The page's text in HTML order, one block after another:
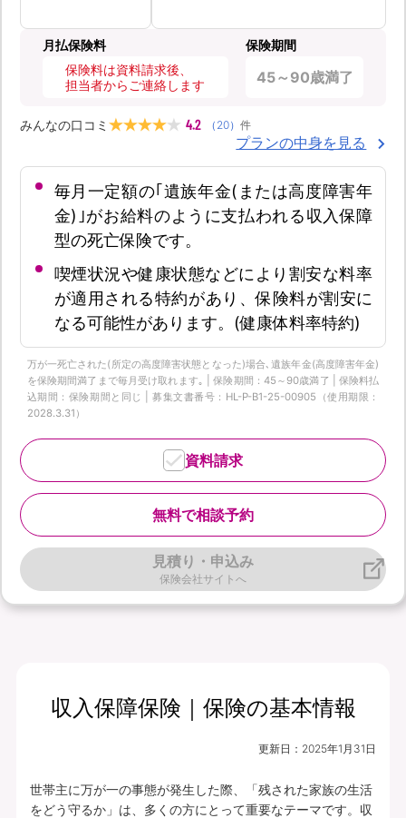
月払保険料
保険料は資料請求後、
担当者からご連絡します
保険期間
45～90歳満了
みんなの口コミ 4.2 （ 20） 件
プランの中身を見る
毎月一定額の｢遺族年金(または高度障害年
金)｣がお給料のように支払われる収入保障
型の死亡保険です。
喫煙状況や健康状態などにより割安な料率
が適用される特約があり、保険料が割安に
なる可能性があります。(健康体料率特約)
万が一死亡された(所定の高度障害状態となった)場合､遺族年金(高度障害年金)
を保険期間満了まで毎月受け取れます｡ | 保険期間：45～90歳満了 | 保険料払
込期間：保険期間と同じ | 募集文書番号：HL-P-B1-25-00905（使用期限：
2028.3.31）
無料で相談予約
資料請求
見積り・申込み
保険会社サイトへ
収入保障保険｜保険の基本情報
更新日： 2025年1月31日
世帯主に万が一の事態が発生した際、「残された家族の生活
をどう守るか」は、多くの方にとって重要なテーマです。収